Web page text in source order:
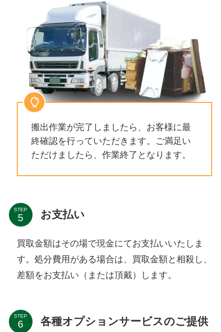
搬出作業が完了しましたら、お客様に最
終確認を行っていただきます。ご満足い
ただけましたら、作業終了となります。
STEP お支払い
買取金額はその場で現金にてお支払いいたしま
す。処分費用がある場合は、買取金額と相殺し、
差額をお支払い（または頂戴）します。
STEP 各種オプションサービスのご提供